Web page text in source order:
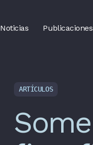
Noticias Publicaciones
ARTÍCULOS